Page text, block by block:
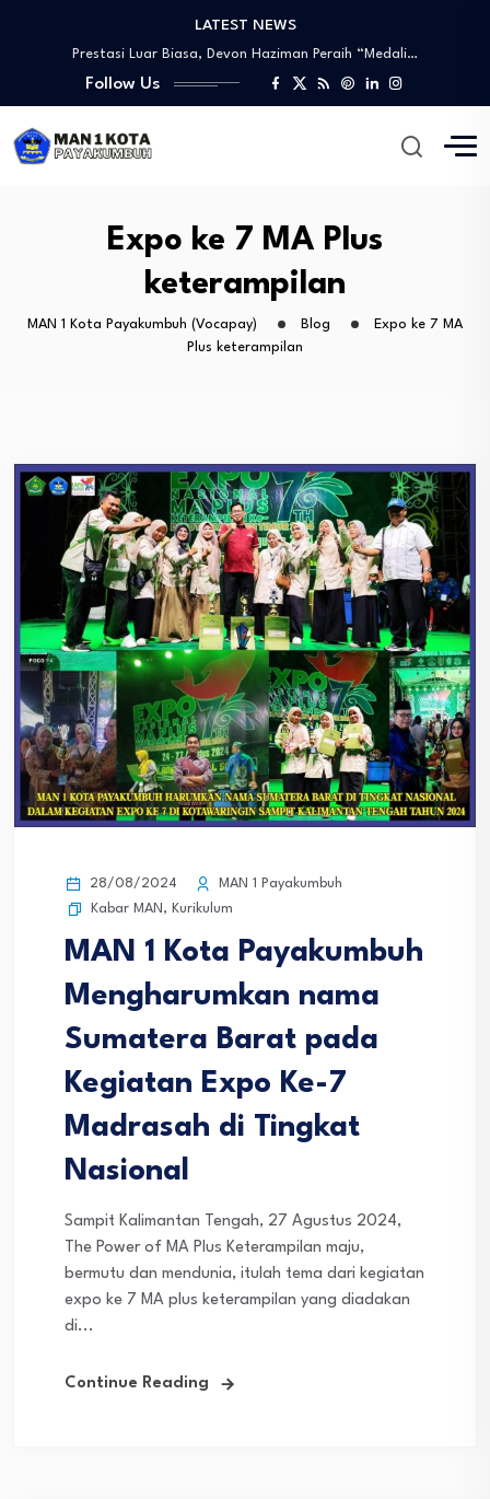
LATEST NEWS
Tinjauan Lapangan Pengelolaan Sampah
Prestasi Luar Biasa, Devon Haziman Peraih “Medali…
PEMBUKAAN SIDANG LPJ MPM/OSIM PERIODE 2024/2025
Sosialisasi Mitigasi Bencana dan Penandatanganan MoU
Wawww!!!! Prestasi yang Membanggakan, Artika Anggraini Peraih…
PEMBUKAAN SIDANG LPJ MPM/OSIM PERIODE 2024/2025
Sosialisasi Mitigasi Bencana dan Penandatanganan MoU
Follow Us
Expo ke 7 MA Plus
keterampilan
MAN 1 Kota Payakumbuh (Vocapay) Blog
Expo ke 7 MA
Plus keterampilan
28/08/2024
MAN 1 Payakumbuh
Kabar MAN , Kurikulum
MAN 1 Kota Payakumbuh
Mengharumkan nama
Sumatera Barat pada
Kegiatan Expo Ke-7
Madrasah di Tingkat
Nasional
Sampit Kalimantan Tengah, 27 Agustus 2024,
The Power of MA Plus Keterampilan maju,
bermutu dan mendunia, itulah tema dari kegiatan
expo ke 7 MA plus keterampilan yang diadakan
di...
Continue Reading